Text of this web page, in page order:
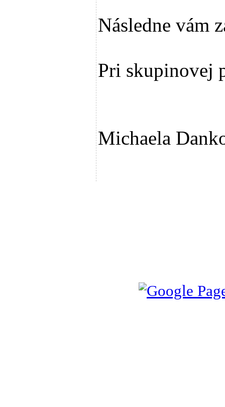
Následne vám
Pri skupinovej
Michaela